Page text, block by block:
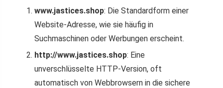
www.jastices.shop: Die Standardform einer
Website-Adresse, wie sie häufig in
Suchmaschinen oder Werbungen erscheint.
http://www.jastices.shop: Eine
unverschlüsselte HTTP-Version, oft
automatisch von Webbrowsern in die sichere